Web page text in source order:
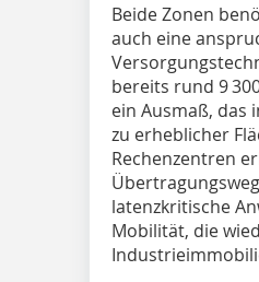
Beide Zonen
auch eine
bereits rund 9
ein Ausmaß, das
zu erheblicher
Rechenzentren
latenzkritische
Mobilität, die